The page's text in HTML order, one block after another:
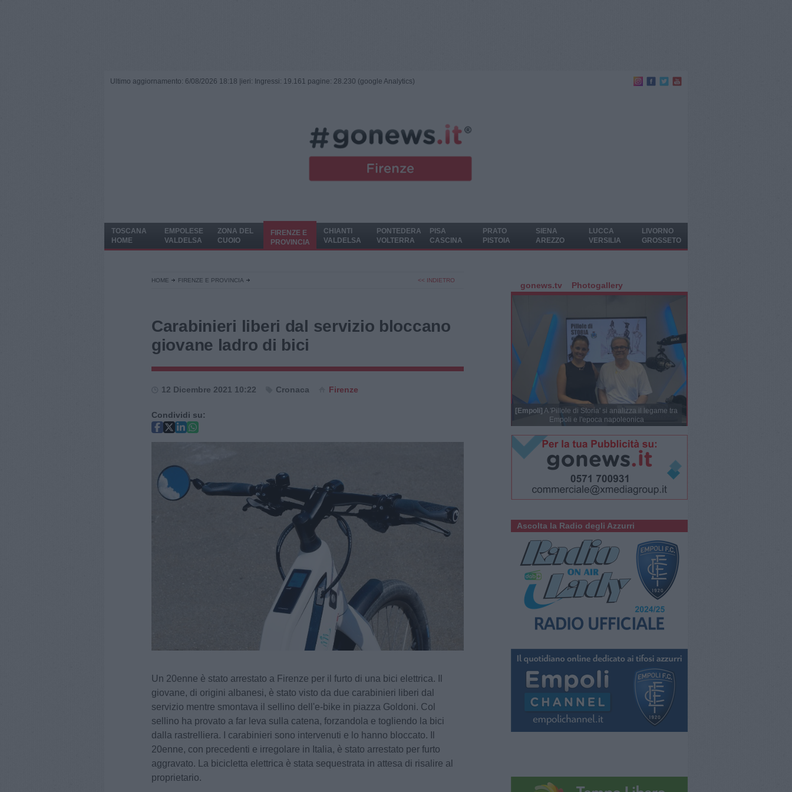
Ultimo aggiornamento: 6/08/2026 18:18 | ieri: Ingressi: 19.161 pagine: 28.230 (google Analytics)
TOSCANA
HOME
EMPOLESE
VALDELSA
ZONA DEL
CUOIO
FIRENZE E
PROVINCIA
CHIANTI
VALDELSA
PONTEDERA
VOLTERRA
PISA
CASCINA
PRATO
PISTOIA
SIENA
AREZZO
LUCCA
VERSILIA
LIVORNO
GROSSETO
HOME FIRENZE E PROVINCIA << INDIETRO
Carabinieri liberi dal servizio bloccano
giovane ladro di bici
12 Dicembre 2021 10:22 Cronaca Firenze
Condividi su:
Un 20enne è stato arrestato a Firenze per il furto di una bici elettrica. Il
giovane, di origini albanesi, è stato visto da due carabinieri liberi dal
servizio mentre smontava il sellino dell'e-bike in piazza Goldoni. Col
sellino ha provato a far leva sulla catena, forzandola e togliendo la bici
dalla rastrelliera. I carabinieri sono intervenuti e lo hanno bloccato. Il
20enne, con precedenti e irregolare in Italia, è stato arrestato per furto
aggravato. La bicicletta elettrica è stata sequestrata in attesa di risalire al
proprietario.
gonews.tv Photogallery
[Empoli] A 'Pillole di Storia' si analizza il legame tra
Empoli e l'epoca napoleonica
Ascolta la Radio degli Azzurri